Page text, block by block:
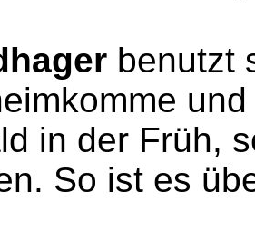
benutzt
in der Früh,
So ist es